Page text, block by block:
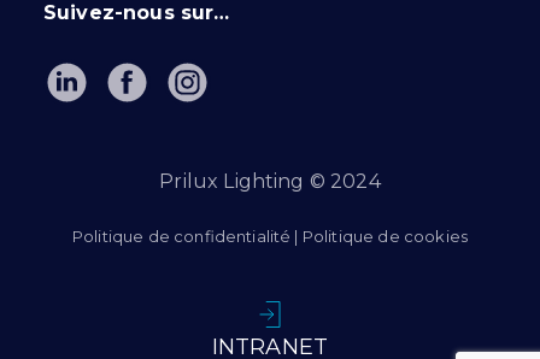
Suivez-nous sur…
Prilux Lighting © 2024
Politique de confidentialité | Politique de cookies
INTRANET